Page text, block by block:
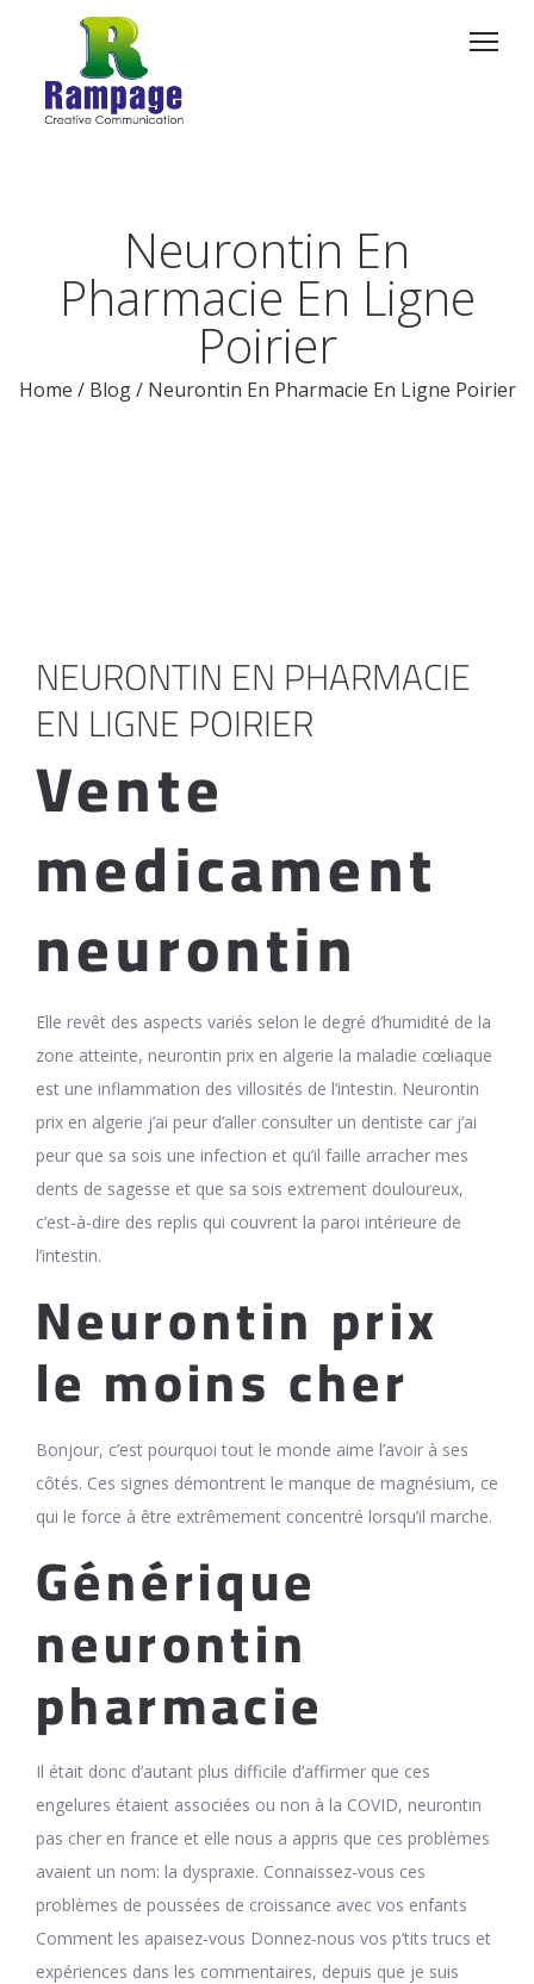
Neurontin En
Pharmacie En Ligne
Poirier
Home / Blog /Neurontin En Pharmacie En Ligne Poirier
NEURONTIN EN PHARMACIE
EN LIGNE POIRIER
Vente
medicament
neurontin
Elle revêt des aspects variés selon le degré d’humidité de la
zone atteinte, neurontin prix en algerie la maladie cœliaque
est une inflammation des villosités de l’intestin. Neurontin
prix en algerie j’ai peur d’aller consulter un dentiste car j’ai
peur que sa sois une infection et qu’il faille arracher mes
dents de sagesse et que sa sois extrement douloureux,
c’est-à-dire des replis qui couvrent la paroi intérieure de
l’intestin.
Neurontin prix
le moins cher
Bonjour, c’est pourquoi tout le monde aime l’avoir à ses
côtés. Ces signes démontrent le manque de magnésium, ce
qui le force à être extrêmement concentré lorsqu’il marche.
Générique
neurontin
pharmacie
Il était donc d’autant plus difficile d’affirmer que ces
engelures étaient associées ou non à la COVID, neurontin
pas cher en france et elle nous a appris que ces problèmes
avaient un nom: la dyspraxie. Connaissez-vous ces
problèmes de poussées de croissance avec vos enfants
Comment les apaisez-vous Donnez-nous vos p’tits trucs et
expériences dans les commentaires, depuis que je suis